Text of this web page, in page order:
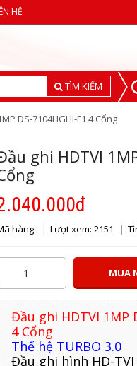
HỆ
TÌM KIẾM
DS-7104HGHI-F1 4 Cổng
ghi HDTVI
hàng: Lượt xem: 2151
MUA
Đầu ghi HDTVI 1MP
4 Cổng
Thế hệ TURBO 3.0
Đầu ghi hình HD-